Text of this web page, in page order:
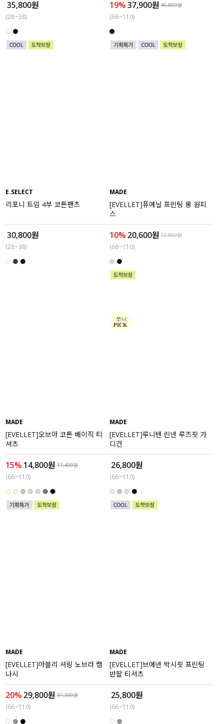
35,800원
(28~38)
19%37,900원 46,800원
(66~110)
E.SELECT
리포니 트임 4부 코튼팬츠
30,800원
(28~38)
MADE
[EVELLET]퓨에닐 프린팅 롱 원피
스
10% 20,600원 22,800원
(66~110)
MADE
[EVELLET]오브아 코튼 베이직 티
셔츠
15% 14,800원 17,400원
(66~110)
MADE
[EVELLET]루니텐 린넨 루즈핏 가
디건
26,800원
(66~110)
MADE
[EVELLET]아블리 셔링 노브라 캡
나시
20% 29,800원 37,200원
(66~110)
MADE
[EVELLET]브에넨 박시핏 프린팅
반팔 티셔츠
25,800원
(66~110)